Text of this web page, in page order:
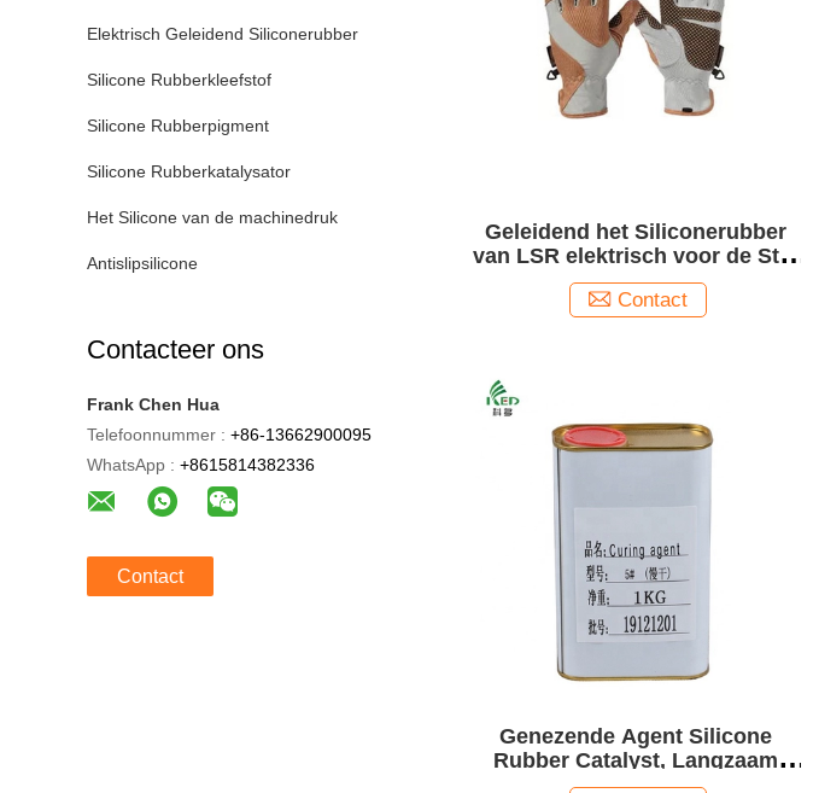
Elektrisch Geleidend Siliconerubber
Silicone Rubberkleefstof
Silicone Rubberpigment
Silicone Rubberkatalysator
Het Silicone van de machinedruk
Antislipsilicone
Contacteer ons
Frank Chen Hua
Telefoonnummer : +86-13662900095
WhatsApp : +8615814382336
Contact
Geleidend het Siliconerubber
van LSR elektrisch voor de Stof
van de Touch screenwinter
Contact
Genezende Agent Silicone
Rubber Catalyst, Langzaam
Drogend Duidelijk Vloeibaar